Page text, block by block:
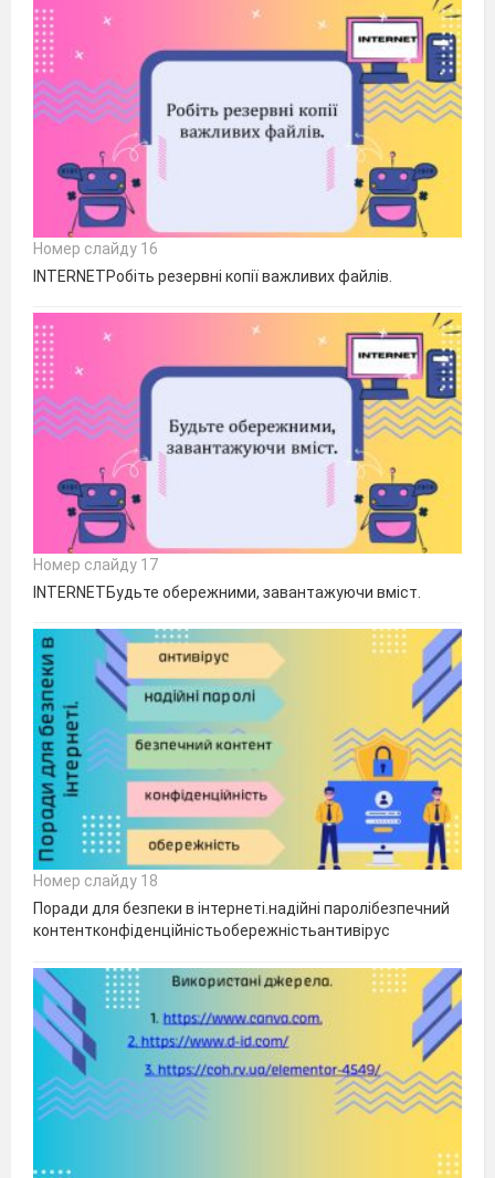
Номер слайду 16
INTERNETРобіть резервні копії важливих файлів.
Номер слайду 17
INTERNETБудьте обережними, завантажуючи вміст.
Номер слайду 18
Поради для безпеки в інтернеті.надійні паролібезпечний
контентконфіденційністьобережністьантивірус